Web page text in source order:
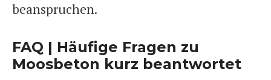
beanspruchen.
FAQ | Häufige Fragen zu
Moosbeton kurz beantwortet